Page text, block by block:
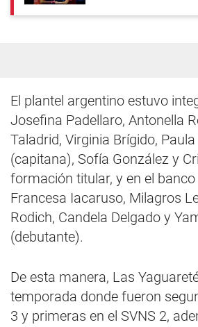
El plantel argentino estuvo
Josefina Padellaro, Antonella
Taladrid, Virginia Brígido,
(capitana), Sofía González y
formación titular, y en el banco
Francesa Iacaruso, Milagros
Rodich, Candela Delgado y
(debutante).
De esta manera, Las
temporada donde fueron
3 y primeras en el SVNS 2,